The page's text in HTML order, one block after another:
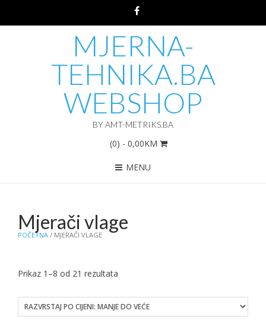
MJERNA-
TEHNIKA.BA
WEBSHOP
BY AMT-METRIKS.BA
(0) - 0,00KM
MENU
POČETNA / MJERAČI VLAGE
Mjerači vlage
Prikaz 1–8 od 21 rezultata
price:
low